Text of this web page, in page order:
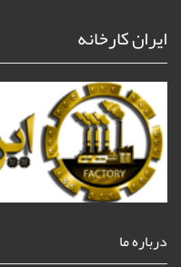
ایران کارخانه
درباره ما